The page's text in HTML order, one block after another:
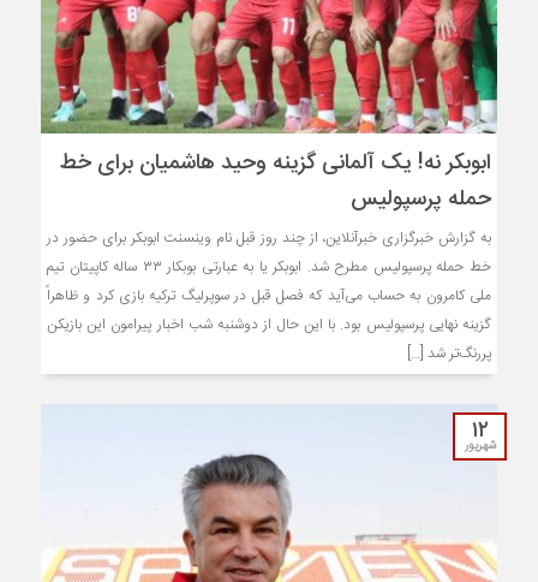
ابوبکر نه! یک آلمانی گزینه وحید هاشمیان برای خط
حمله پرسپولیس
به گزارش خبرگزاری خبرآنلاین، از چند روز قبل نام وینسنت ابوبکر برای حضور در
خط حمله پرسپولیس مطرح شد. ابوبکر یا به عبارتی بوبکار ۳۳ ساله کاپیتان تیم
ملی کامرون به حساب می‌آید که فصل قبل در سوپرلیگ ترکیه بازی کرد و ظاهراً
گزینه نهایی پرسپولیس بود. با این حال از دوشنبه شب اخبار پیرامون این بازیکن
پررنگ‌تر شد […]
۱۲
شهریور